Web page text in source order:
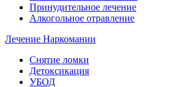
Принудительное лечение
Алкогольное отравление
Лечение Наркомании
Снятие ломки
Детоксикация
УБОД